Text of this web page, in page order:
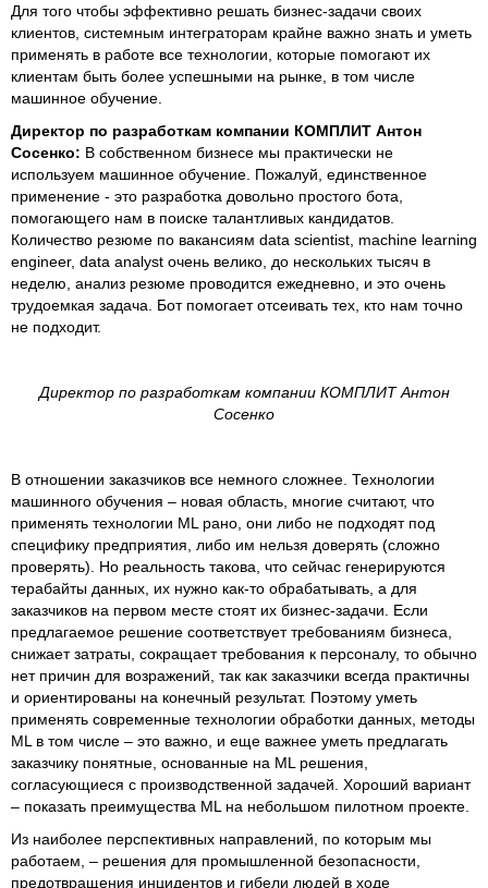
Для того чтобы эффективно решать бизнес-задачи своих
клиентов, системным интеграторам крайне важно знать и уметь
применять в работе все технологии, которые помогают их
клиентам быть более успешными на рынке, в том числе
машинное обучение.
Директор по разработкам компании КОМПЛИТ Антон
Сосенко: В собственном бизнесе мы практически не
используем машинное обучение. Пожалуй, единственное
применение - это разработка довольно простого бота,
помогающего нам в поиске талантливых кандидатов.
Количество резюме по вакансиям data scientist, machine learning
engineer, data analyst очень велико, до нескольких тысяч в
неделю, анализ резюме проводится ежедневно, и это очень
трудоемкая задача. Бот помогает отсеивать тех, кто нам точно
не подходит.
Директор по разработкам компании КОМПЛИТ Антон
Сосенко
В отношении заказчиков все немного сложнее. Технологии
машинного обучения – новая область, многие считают, что
применять технологии ML рано, они либо не подходят под
специфику предприятия, либо им нельзя доверять (сложно
проверять). Но реальность такова, что сейчас генерируются
терабайты данных, их нужно как-то обрабатывать, а для
заказчиков на первом месте стоят их бизнес-задачи. Если
предлагаемое решение соответствует требованиям бизнеса,
снижает затраты, сокращает требования к персоналу, то обычно
нет причин для возражений, так как заказчики всегда практичны
и ориентированы на конечный результат. Поэтому уметь
применять современные технологии обработки данных, методы
ML в том числе – это важно, и еще важнее уметь предлагать
заказчику понятные, основанные на ML решения,
согласующиеся с производственной задачей. Хороший вариант
– показать преимущества ML на небольшом пилотном проекте.
Из наиболее перспективных направлений, по которым мы
работаем, – решения для промышленной безопасности,
предотвращения инцидентов и гибели людей в ходе